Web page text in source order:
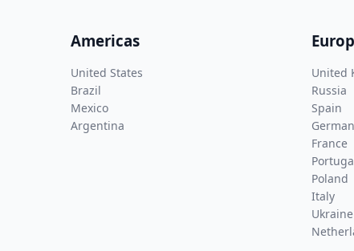
Americas
United States
Brazil
Mexico
Argentina
United
Russia
Spain
France
Poland
Italy
Ukraine